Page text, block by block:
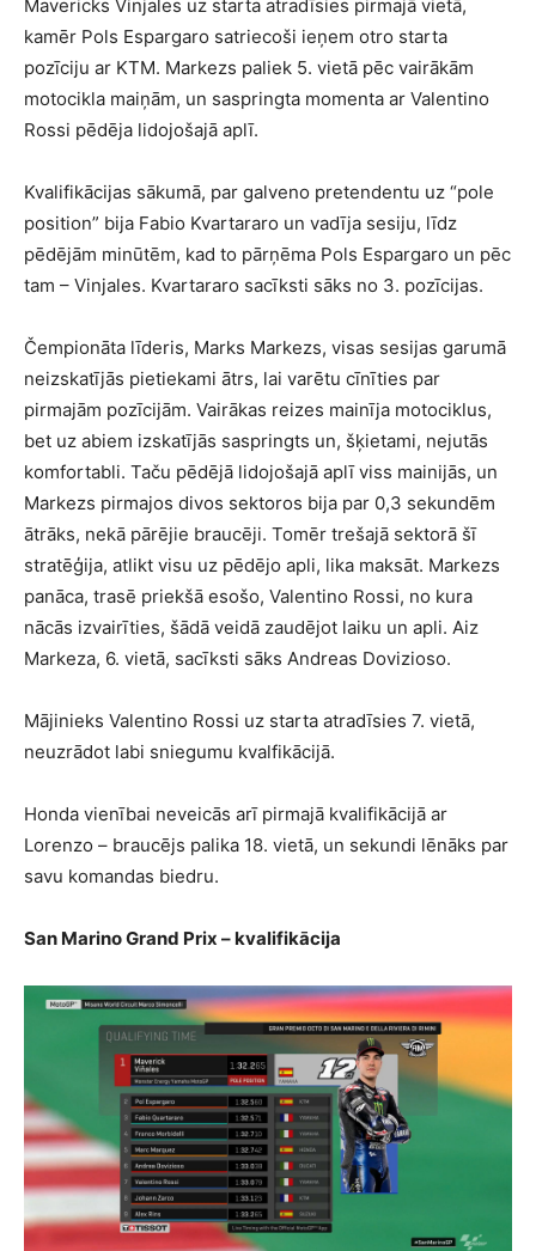
Mavericks Vinjales uz starta atradīsies pirmajā vietā,
kamēr Pols Espargaro satriecoši ieņem otro starta
pozīciju ar KTM. Markezs paliek 5. vietā pēc vairākām
motocikla maiņām, un saspringta momenta ar Valentino
Rossi pēdēja lidojošajā aplī.
Kvalifikācijas sākumā, par galveno pretendentu uz “pole
position” bija Fabio Kvartararo un vadīja sesiju, līdz
pēdējām minūtēm, kad to pārņēma Pols Espargaro un pēc
tam – Vinjales. Kvartararo sacīksti sāks no 3. pozīcijas.
Čempionāta līderis, Marks Markezs, visas sesijas garumā
neizskatījās pietiekami ātrs, lai varētu cīnīties par
pirmajām pozīcijām. Vairākas reizes mainīja motociklus,
bet uz abiem izskatījās saspringts un, šķietami, nejutās
komfortabli. Taču pēdējā lidojošajā aplī viss mainijās, un
Markezs pirmajos divos sektoros bija par 0,3 sekundēm
ātrāks, nekā pārējie braucēji. Tomēr trešajā sektorā šī
stratēģija, atlikt visu uz pēdējo apli, lika maksāt. Markezs
panāca, trasē priekšā esošo, Valentino Rossi, no kura
nācās izvairīties, šādā veidā zaudējot laiku un apli. Aiz
Markeza, 6. vietā, sacīksti sāks Andreas Dovizioso.
Mājinieks Valentino Rossi uz starta atradīsies 7. vietā,
neuzrādot labi sniegumu kvalfikācijā.
Honda vienībai neveicās arī pirmajā kvalifikācijā ar
Lorenzo – braucējs palika 18. vietā, un sekundi lēnāks par
savu komandas biedru.
San Marino Grand Prix – kvalifikācija